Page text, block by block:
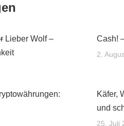
Lieber Wolf –
Cash!
2.
Käfer,
und
25. Juli